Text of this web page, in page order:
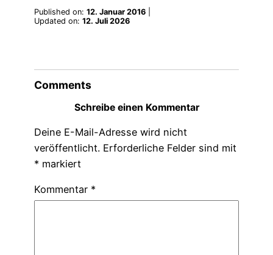
Published on: 12. Januar 2016
Updated on: 12. Juli 2026
Comments
Schreibe einen Kommentar
Deine E-Mail-Adresse wird nicht
veröffentlicht. Erforderliche Felder sind mit
* markiert
Kommentar *